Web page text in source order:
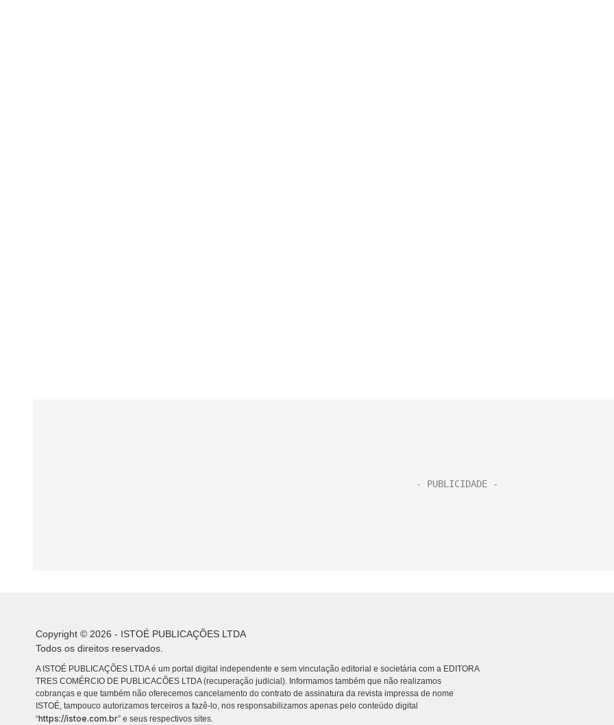
Copyright © 2026 - ISTOÉ PUBLICAÇÕES LTDA
Todos os direitos reservados.
A ISTOÉ PUBLICAÇÕES LTDA é um portal digital independente e sem vinculação editorial e societária com a EDITORA
TRES COMÉRCIO DE PUBLICACÕES LTDA (recuperação judicial). Informamos também que não realizamos
cobranças e que também não oferecemos cancelamento do contrato de assinatura da revista impressa de nome
ISTOÉ, tampouco autorizamos terceiros a fazê-lo, nos responsabilizamos apenas pelo conteúdo digital
“https://istoe.com.br” e seus respectivos sites.